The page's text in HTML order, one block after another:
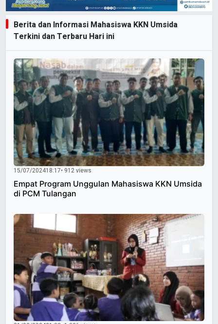
Berita dan Informasi Mahasiswa KKN Umsida
Terkini dan Terbaru Hari ini
15/07/202418:17• 912 views
Empat Program Unggulan Mahasiswa KKN Umsida
di PCM Tulangan